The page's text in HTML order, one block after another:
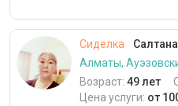
Сиделка
Алматы,
Возраст: 49 лет
Цена услуги: от